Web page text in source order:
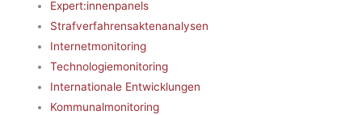
Expert:innenpanels
Strafverfahrensaktenanalysen
Internetmonitoring
Technologiemonitoring
Internationale Entwicklungen
Kommunalmonitoring